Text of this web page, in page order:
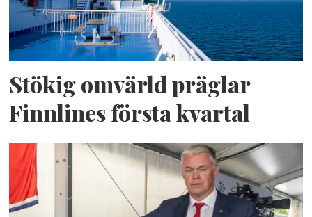
Stökig omvärld präglar
Finnlines första kvartal